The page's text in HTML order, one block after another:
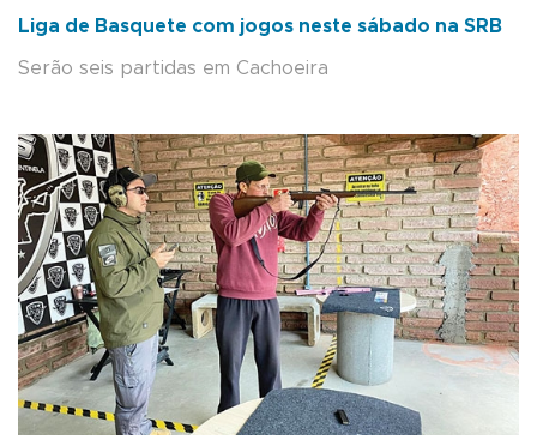
Liga de Basquete com jogos neste sábado na SRB
Serão seis partidas em Cachoeira